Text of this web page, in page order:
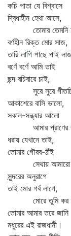
কচি পাতা যে বিশ্বাসে
দ্বিধাহীন হেথা আসে,
তোমার তেমনি
বর্ণহীন রিক্ত মোর সাজ,
তারি লাগি পাছে পাই
বর্ণে বর্ণে আমি তাই
ছন্দ রচিবারে চাই,
সুরে সুরে
আকাশেরে বাসি ভালো,
সকাল-সন্ধ্যার আলো
আমার প্রাণের
ধরায় যেখানে তাই,
তোমার গৌরব-ঠাঁই
সেথায় আমারো
সুন্দরের অনুরাগে
তাই মোর গর্ব লাগে,
মোরে তুমি কর
তোমার আমার তরে জানি
মধুরের এই রাজধানী।